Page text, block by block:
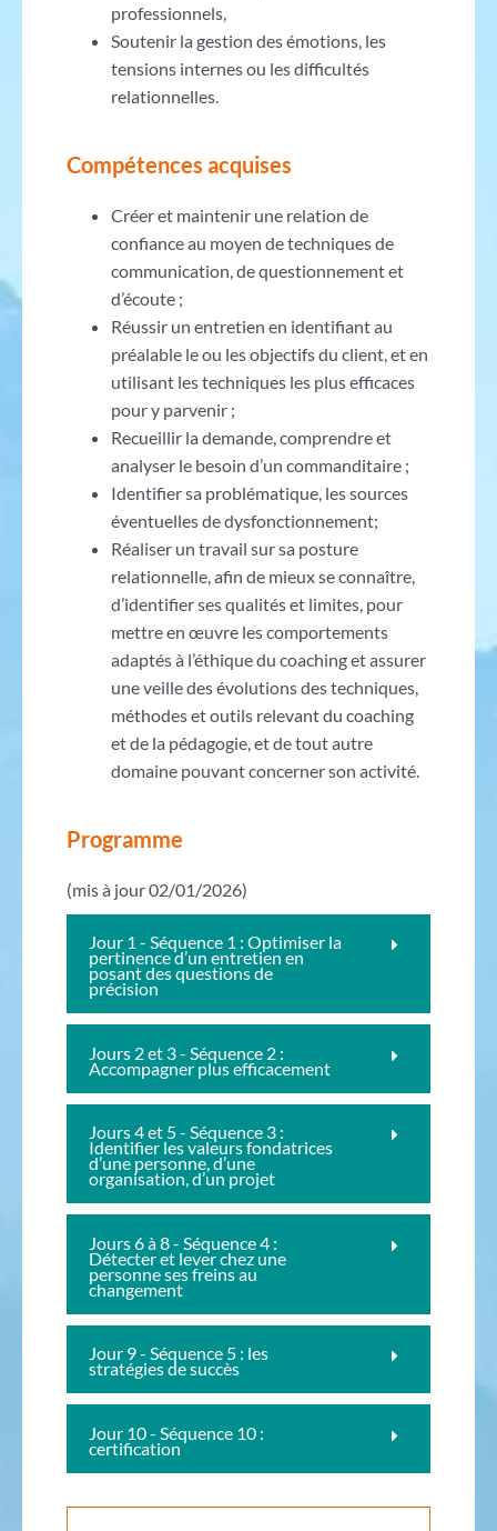
professionnels,
Soutenir la gestion des émotions, les
tensions internes ou les difficultés
relationnelles.
Compétences acquises
Créer et maintenir une relation de
confiance au moyen de techniques de
communication, de questionnement et
d’écoute ;
Réussir un entretien en identifiant au
préalable le ou les objectifs du client, et en
utilisant les techniques les plus efficaces
pour y parvenir ;
Recueillir la demande, comprendre et
analyser le besoin d’un commanditaire ;
Identifier sa problématique, les sources
éventuelles de dysfonctionnement;
Réaliser un travail sur sa posture
relationnelle, afin de mieux se connaître,
d’identifier ses qualités et limites, pour
mettre en œuvre les comportements
adaptés à l’éthique du coaching et assurer
une veille des évolutions des techniques,
méthodes et outils relevant du coaching
et de la pédagogie, et de tout autre
domaine pouvant concerner son activité.
Programme
(mis à jour 02/01/2026)
Jour 1 - Séquence 1 : Optimiser la
pertinence d’un entretien en
posant des questions de
précision
Jours 2 et 3 - Séquence 2 :
Accompagner plus efficacement
Jours 4 et 5 - Séquence 3 :
Identifier les valeurs fondatrices
d’une personne, d’une
organisation, d’un projet
Jours 6 à 8 - Séquence 4 :
Détecter et lever chez une
personne ses freins au
changement
Jour 9 - Séquence 5 : les
stratégies de succès
Jour 10 - Séquence 10 :
certification